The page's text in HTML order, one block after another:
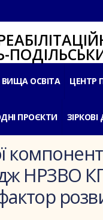
ВИЩА ОСВІТА ЦЕНТР
ПРОЄКТИ ЗІРКОВІ
НРЗВО